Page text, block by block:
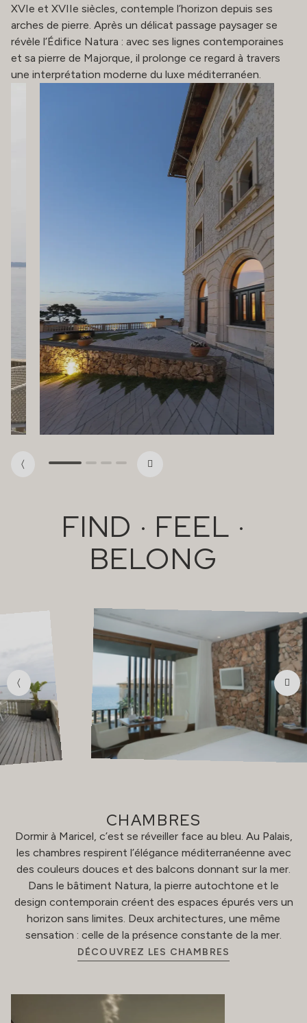
XVIe et XVIIe siècles, contemple l’horizon depuis ses
arches de pierre. Après un délicat passage paysager se
révèle l’Édifice Natura : avec ses lignes contemporaines
et sa pierre de Majorque, il prolonge ce regard à travers
une interprétation moderne du luxe méditerranéen.
FIND · FEEL ·
BELONG
CHAMBRES
Dormir à Maricel, c’est se réveiller face au bleu. Au Palais,
les chambres respirent l’élégance méditerranéenne avec
des couleurs douces et des balcons donnant sur la mer.
Dans le bâtiment Natura, la pierre autochtone et le
design contemporain créent des espaces épurés vers un
horizon sans limites. Deux architectures, une même
sensation : celle de la présence constante de la mer.
DÉCOUVREZ LES CHAMBRES